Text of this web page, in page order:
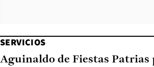
SERVICIOS
Aguinaldo de Fiestas Patrias